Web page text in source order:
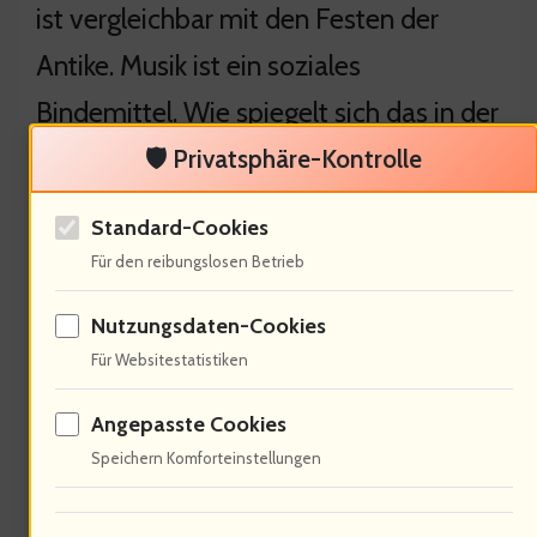
ist vergleichbar mit den Festen der
Antike. Musik ist ein soziales
Bindemittel. Wie spiegelt sich das in der
Psyche wider? Ich frage den
(Psychologe, 40 Jahre).
Psychologische Aspekte der
Musik
🛡️ Privatsphäre-Kontrolle
Standard-Cookies
Für den reibungslosen Betrieb
Nutzungsdaten-Cookies
Für Websitestatistiken
Angepasste Cookies
Speichern Komforteinstellungen